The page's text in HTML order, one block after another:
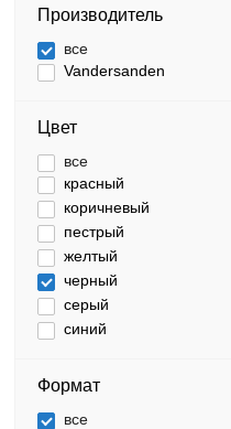
Производитель
все
Vandersanden
Цвет
все
красный
коричневый
пестрый
желтый
черный
серый
синий
Формат
все